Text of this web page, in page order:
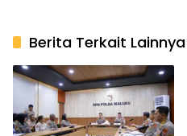
Berita Terkait Lainnya